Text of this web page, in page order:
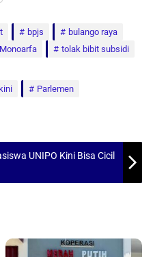
bpjs
bulango raya
tolak bibit subsidi
Parlemen
UNIPO Kini Bisa Cicil